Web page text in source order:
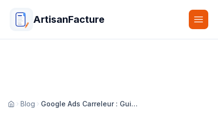
ArtisanFacture
Accueil
Blog Google Ads Carreleur : Guide Publicité et Clients 2026